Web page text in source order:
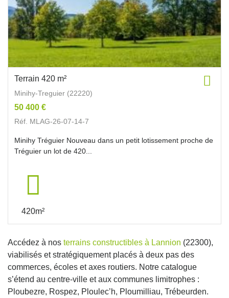
Terrain 420 m²
Minihy-Treguier (22220)
50 400 €
Réf. MLAG-26-07-14-7
Minihy Tréguier Nouveau dans un petit lotissement proche de
Tréguier un lot de 420...
420m²
Accédez à nos terrains constructibles à Lannion (22300),
viabilisés et stratégiquement placés à deux pas des
commerces, écoles et axes routiers. Notre catalogue
s’étend au centre-ville et aux communes limitrophes :
Ploubezre, Rospez, Ploulec’h, Ploumilliau, Trébeurden.